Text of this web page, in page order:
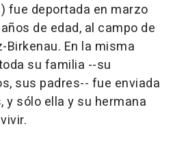
fue deportada en marzo
de edad, al campo de
En la misma
su familia --su
sus padres-- fue enviada
y sólo ella y su hermana